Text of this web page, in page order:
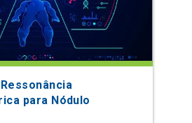
para Nódulo